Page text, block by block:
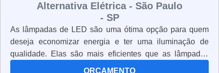
Alternativa Elétrica - São Paulo
- SP
As lâmpadas de LED são uma ótima opção para quem
deseja economizar energia e ter uma iluminação de
qualidade. Elas são mais eficientes que as lâmpadas
incandescentes, pois consomem menos energia e duram
ORÇAMENTO